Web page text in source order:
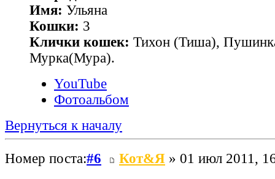
Имя: Ульяна
Кошки: 3
Клички кошек: Тихон (Тиша),
Мурка(Мура).
YouTube
Фотоальбом
Вернуться к началу
Номер поста:#6 Кот&Я » 01 июл 2011,